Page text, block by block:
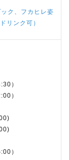
ク、フカヒレ姿
リンク可）
）
）
）